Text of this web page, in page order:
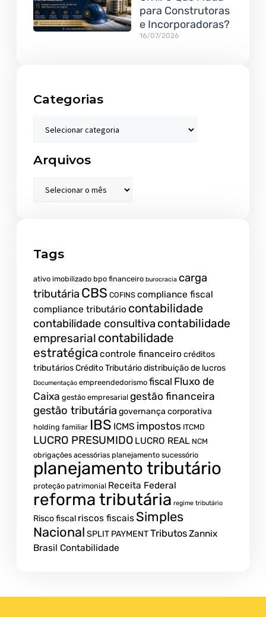
para Construtoras
e Incorporadoras?
16/07/2026
Categorias
Arquivos
Tags
ativo imobilizado bpo financeiro burocracia carga
tributária CBS COFINS compliance fiscal
compliance tributário contabilidade
contabilidade consultiva contabilidade
empresarial contabilidade
estratégica controle financeiro créditos
tributáriosCrédito Tributáriodistribuição de lucros
Documentação empreendedorismo fiscal Fluxo de
Caixa gestão empresarial gestão financeira
gestão tributária governança corporativa
holding familiar IBS ICMS impostos ITCMD
LUCRO PRESUMIDO LUCRO REAL NCM
obrigações acessórias planejamento sucessório
planejamento tributário
proteção patrimonial Receita Federal
reforma tributária regime tributário
Risco fiscal riscos fiscais Simples
Nacional SPLIT PAYMENTTributosZannix
Brasil Contabilidade